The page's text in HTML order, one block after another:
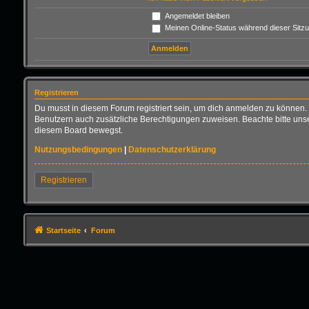
Angemeldet bleiben
Meinen Online-Status während dieser
Registrieren
Du musst in diesem Forum registriert sein, um dich anmelden zu
Benutzern auch zusätzliche Berechtigungen zuweisen. Beachte bitte
diesem Board bewegst.
Nutzungsbedingungen| Datenschutzerklärung
Registrieren
Startseite Forum